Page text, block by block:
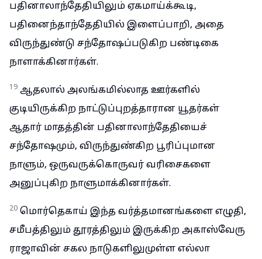
பதினாலாந்தேதியிலும் ஏகமாய்க்கூடி,
பதினைந்தாந்தேதியில் இளைப்பாறி, அதை
விருந்துண்டு சந்தோஷப்படுகிற பண்டிகை
நாளாக்கினார்கள்.
19 ஆதலால் அலங்கமில்லாத ஊர்களில்
குடியிருக்கிற நாட்டுப்புறத்தாரான யூதர்கள்
ஆதார் மாதத்தின் பதினாலாந்தேதியைச்
சந்தோஷமும், விருந்துண்கிற பூரிப்புமான
நாளும், ஒருவருக்கொருவர் வரிசைகளை
அனுப்புகிற நாளுமாக்கினார்கள்.
20 மொர்தெகாய் இந்த வர்த்தமானங்களை எழுதி,
சமீபத்திலும் தூரத்திலும் இருக்கிற அகாஸ்வேரு
ராஜாவின் சகல நாடுகளிலுமுள்ள எல்லா